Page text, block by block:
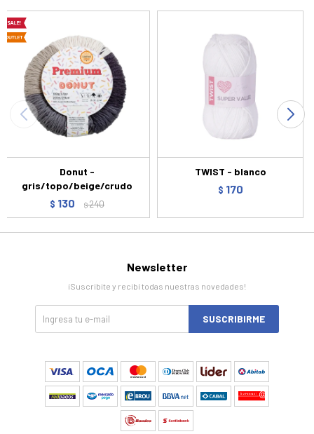
Donut -
gris/topo/beige/crudo
$ 130 $240
TWIST - blanco
$ 170
Newsletter
¡Suscribite y recibí todas nuestras novedades!
SUSCRIBIRME